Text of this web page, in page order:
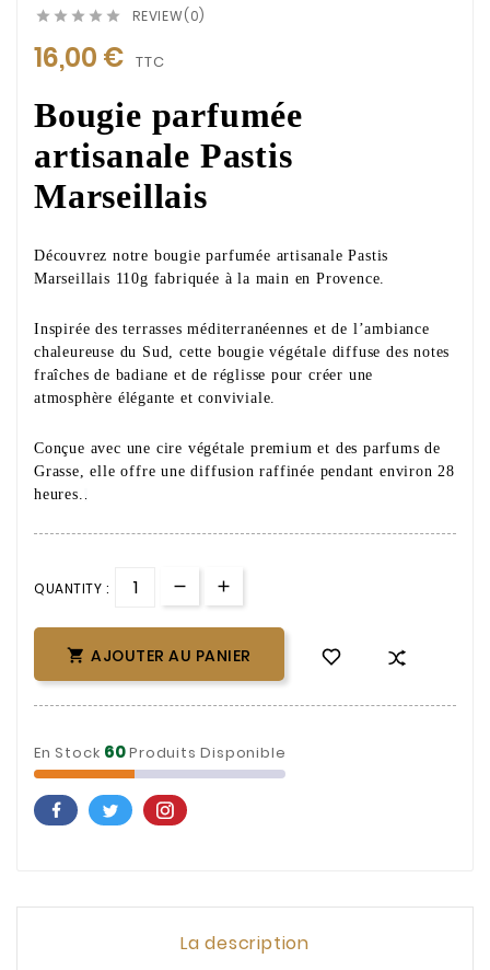
     REVIEW(0)
16,00 € TTC
Bougie parfumée
artisanale Pastis
Marseillais
Découvrez notre bougie parfumée artisanale Pastis
Marseillais 110g fabriquée à la main en Provence.
Inspirée des terrasses méditerranéennes et de l’ambiance
chaleureuse du Sud, cette bougie végétale diffuse des notes
fraîches de badiane et de réglisse pour créer une
atmosphère élégante et conviviale.
Conçue avec une cire végétale premium et des parfums de
Grasse, elle offre une diffusion raffinée pendant environ 28
heures.
QUANTITY :
 AJOUTER AU PANIER
En Stock 60Produits Disponible
La description